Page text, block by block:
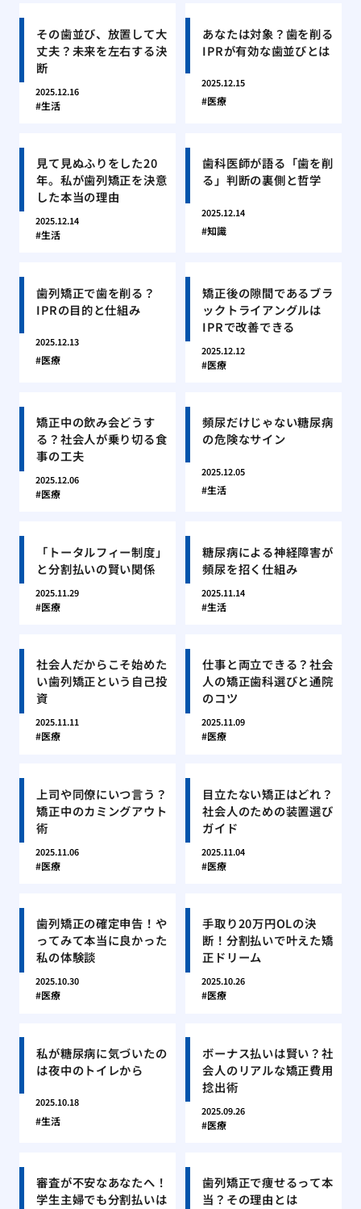
その歯並び、放置して大
丈夫？未来を左右する決
断
2025.12.16
生活
あなたは対象？歯を削る
IPRが有効な歯並びとは
2025.12.15
医療
見て見ぬふりをした20
年。私が歯列矯正を決意
した本当の理由
2025.12.14
生活
歯科医師が語る「歯を削
る」判断の裏側と哲学
2025.12.14
知識
歯列矯正で歯を削る？
IPRの目的と仕組み
2025.12.13
医療
矯正後の隙間であるブラ
ックトライアングルは
IPRで改善できる
2025.12.12
医療
矯正中の飲み会どうす
る？社会人が乗り切る食
事の工夫
2025.12.06
医療
頻尿だけじゃない糖尿病
の危険なサイン
2025.12.05
生活
「トータルフィー制度」
と分割払いの賢い関係
2025.11.29
医療
糖尿病による神経障害が
頻尿を招く仕組み
2025.11.14
生活
社会人だからこそ始めた
い歯列矯正という自己投
資
2025.11.11
医療
仕事と両立できる？社会
人の矯正歯科選びと通院
のコツ
2025.11.09
医療
上司や同僚にいつ言う？
矯正中のカミングアウト
術
2025.11.06
医療
目立たない矯正はどれ？
社会人のための装置選び
ガイド
2025.11.04
医療
歯列矯正の確定申告！や
ってみて本当に良かった
私の体験談
2025.10.30
医療
手取り20万円OLの決
断！分割払いで叶えた矯
正ドリーム
2025.10.26
医療
私が糖尿病に気づいたの
は夜中のトイレから
2025.10.18
生活
ボーナス払いは賢い？社
会人のリアルな矯正費用
捻出術
2025.09.26
医療
審査が不安なあなたへ！
学生主婦でも分割払いは
歯列矯正で痩せるって本
当？その理由とは